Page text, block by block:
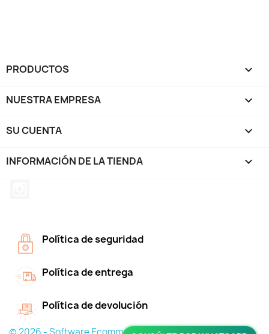
PRODUCTOS 
NUESTRA EMPRESA 
SU CUENTA 
INFORMACIÓN DE LA TIENDA keyboard_arrow_down
Política de seguridad
Política de entrega
Política de devolución